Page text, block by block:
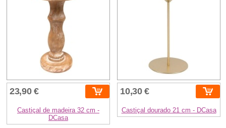
23,90 €
Castiçal de madeira 32 cm -
DCasa
10,30 €
Castiçal dourado 21 cm - DCasa